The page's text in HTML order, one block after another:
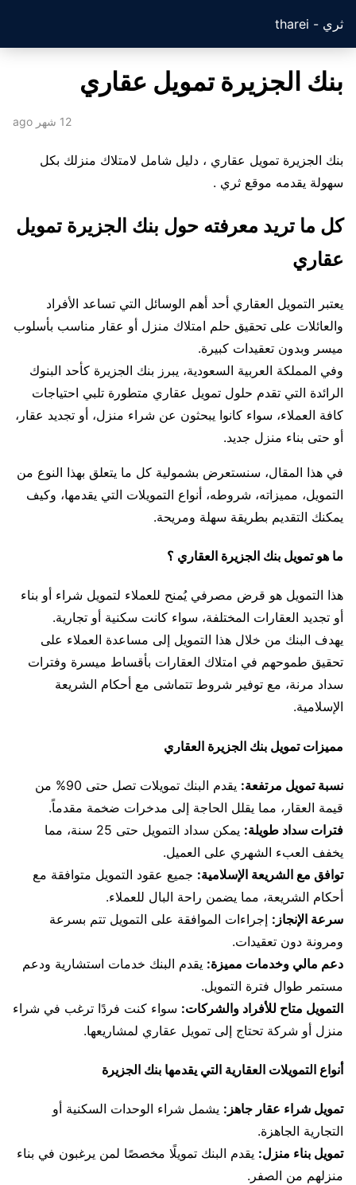
ثري - tharei
بنك الجزيرة تمويل عقاري
12 شهر ago
بنك الجزيرة تمويل عقاري ، دليل شامل لامتلاك منزلك بكل
سهولة يقدمه موقع ثري .
كل ما تريد معرفته حول بنك الجزيرة تمويل
عقاري
يعتبر التمويل العقاري أحد أهم الوسائل التي تساعد الأفراد
والعائلات على تحقيق حلم امتلاك منزل أو عقار مناسب بأسلوب
ميسر وبدون تعقيدات كبيرة.
وفي المملكة العربية السعودية، يبرز بنك الجزيرة كأحد البنوك
الرائدة التي تقدم حلول تمويل عقاري متطورة تلبي احتياجات
كافة العملاء، سواء كانوا يبحثون عن شراء منزل، أو تجديد عقار،
أو حتى بناء منزل جديد.
في هذا المقال، سنستعرض بشمولية كل ما يتعلق بهذا النوع من
التمويل، مميزاته، شروطه، أنواع التمويلات التي يقدمها، وكيف
يمكنك التقديم بطريقة سهلة ومريحة.
ما هو تمويل بنك الجزيرة العقاري ؟
هذا التمويل هو قرض مصرفي يُمنح للعملاء لتمويل شراء أو بناء
أو تجديد العقارات المختلفة، سواء كانت سكنية أو تجارية.
يهدف البنك من خلال هذا التمويل إلى مساعدة العملاء على
تحقيق طموحهم في امتلاك العقارات بأقساط ميسرة وفترات
سداد مرنة، مع توفير شروط تتماشى مع أحكام الشريعة
الإسلامية.
مميزات تمويل بنك الجزيرة العقاري
نسبة تمويل مرتفعة:
يقدم البنك تمويلات تصل حتى 90% من
قيمة العقار، مما يقلل الحاجة إلى مدخرات ضخمة مقدماً.
فترات سداد طويلة:
يمكن سداد التمويل حتى 25 سنة، مما
يخفف العبء الشهري على العميل.
توافق مع الشريعة الإسلامية: جميع عقود التمويل متوافقة مع
أحكام الشريعة، مما يضمن راحة البال للعملاء.
سرعة الإنجاز: إجراءات الموافقة على التمويل تتم بسرعة
ومرونة دون تعقيدات.
دعم مالي وخدمات مميزة: يقدم البنك خدمات استشارية ودعم
مستمر طوال فترة التمويل.
التمويل متاح للأفراد والشركات: سواء كنت فردًا ترغب في شراء
منزل أو شركة تحتاج إلى تمويل عقاري لمشاريعها.
أنواع التمويلات العقارية التي يقدمها بنك الجزيرة
تمويل شراء عقار جاهز: يشمل شراء الوحدات السكنية أو
التجارية الجاهزة.
تمويل بناء منزل: يقدم البنك تمويلًا مخصصًا لمن يرغبون في بناء
منزلهم من الصفر.